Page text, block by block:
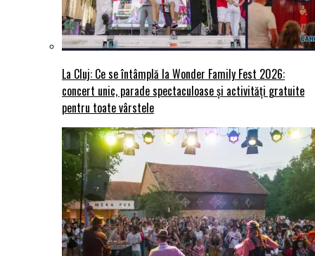
La Cluj: Ce se întâmplă la Wonder Family Fest 2026:
concert unic, parade spectaculoase și activități gratuite
pentru toate vârstele